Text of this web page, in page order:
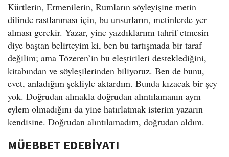
Kürtlerin, Ermenilerin, Rumların söyleyişine metin
dilinde rastlanması için, bu unsurların, metinlerde yer
alması gerekir. Yazar, yine yazdıklarımı tahrif etmesin
diye baştan belirteyim ki, ben bu tartışmada bir taraf
değilim; ama Tözeren’in bu eleştirileri desteklediğini,
kitabından ve söyleşilerinden biliyoruz. Ben de bunu,
evet, anladığım şekliyle aktardım. Bunda kızacak bir şey
yok. Doğrudan almakla doğrudan alıntılamanın aynı
eylem olmadığını da yine hatırlatmak isterim yazarın
kendisine. Doğrudan alıntılamadım, doğrudan aldım.
MÜEBBET EDEBİYATI